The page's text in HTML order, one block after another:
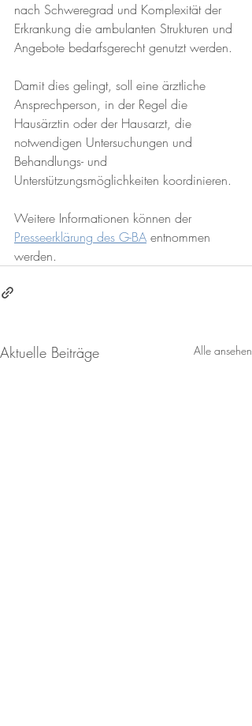
nach Schweregrad und Komplexität der
Erkrankung die ambulanten Strukturen und
Angebote bedarfsgerecht genutzt werden.
Damit dies gelingt, soll eine ärztliche
Ansprechperson, in der Regel die
Hausärztin oder der Hausarzt, die
notwendigen Untersuchungen und
Behandlungs- und
Unterstützungsmöglichkeiten koordinieren.
Weitere Informationen können der
Presseerklärung des G-BA entnommen
werden.
Aktuelle Beiträge Alle ansehen